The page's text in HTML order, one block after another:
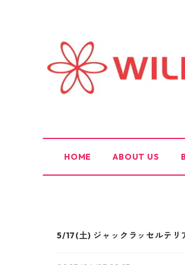
HOME ABOUT US
5/17(土) ジャックラッセルテ